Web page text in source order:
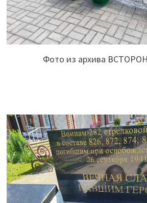
Фото из архива